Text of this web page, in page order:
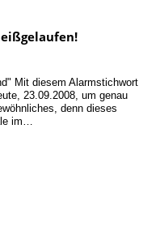
Mit diesem Alarmstichwort
23.09.2008, um genau
denn dieses
im…